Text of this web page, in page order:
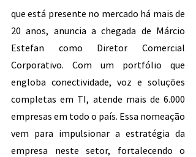
que está presente no mercado há mais de
20 anos, anuncia a chegada de Márcio
Estefan como Diretor Comercial
Corporativo. Com um portfólio que
engloba conectividade, voz e soluções
completas em TI, atende mais de 6.000
empresas em todo o país. Essa nomeação
vem para impulsionar a estratégia da
empresa neste setor, fortalecendo o